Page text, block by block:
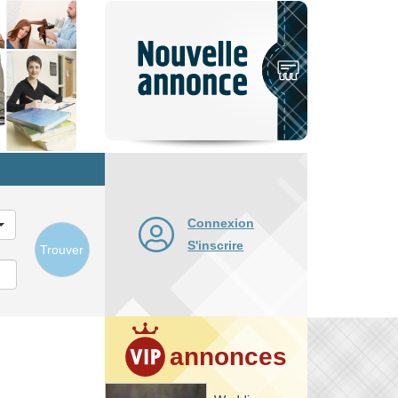
Trouver
Connexion
S'inscrire
annonces